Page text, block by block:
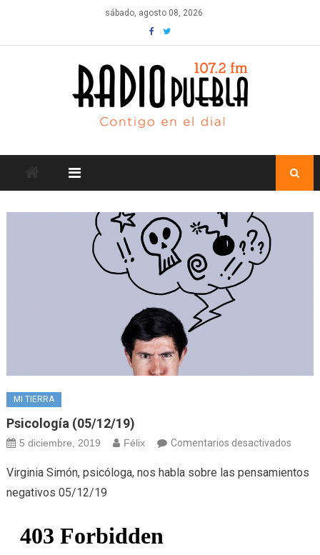
content
sábado, agosto 08, 2026
MI TIERRA
Psicología (05/12/19)
5 diciembre, 2019 Félix Comentarios desactivadosen
(05/
Virginia Simón, psicóloga, nos habla sobre las pensamientos
negativos 05/12/19